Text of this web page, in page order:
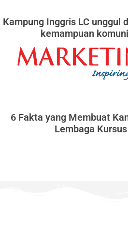
Kampung Inggris LC unggul
kemampuan
6 Fakta yang Membuat
Lembaga